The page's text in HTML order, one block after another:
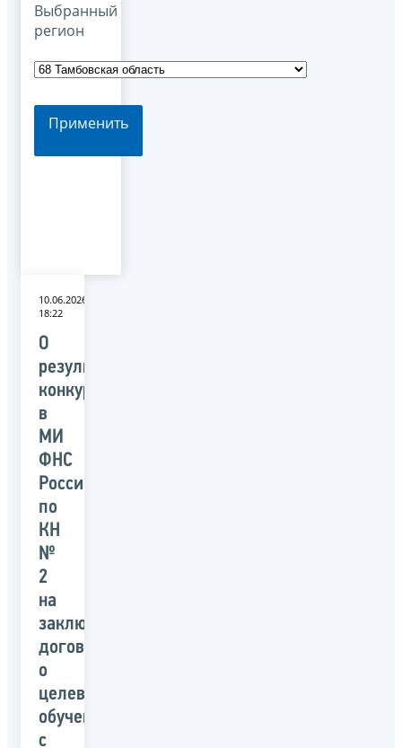
Выбранный
регион
Применить
10.06.2026
18:22
О
результатах
конкурса
в
МИ
ФНС
России
по
КН
№
2
на
заключение
договора
о
целевом
обучении
с